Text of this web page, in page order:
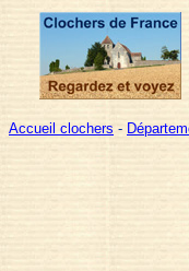
Accueil clochers -